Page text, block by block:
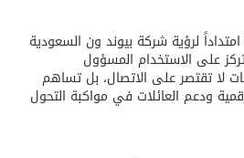
لرؤية شركة بيوند ون السعودية
على الاستخدام المسؤول
لا تقتصر على الاتصال، بل تساهم
ودعم العائلات في مواكبة التحول